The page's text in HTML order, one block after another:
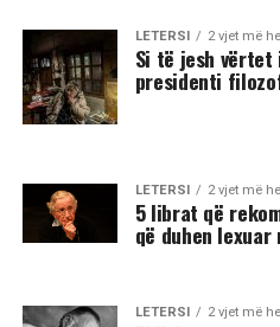
LETERSI 2 vjet më
Si të jesh
presidenti
LETERSI 2 vjet më
5 librat që
që duhen
LETERSI 2 vjet më